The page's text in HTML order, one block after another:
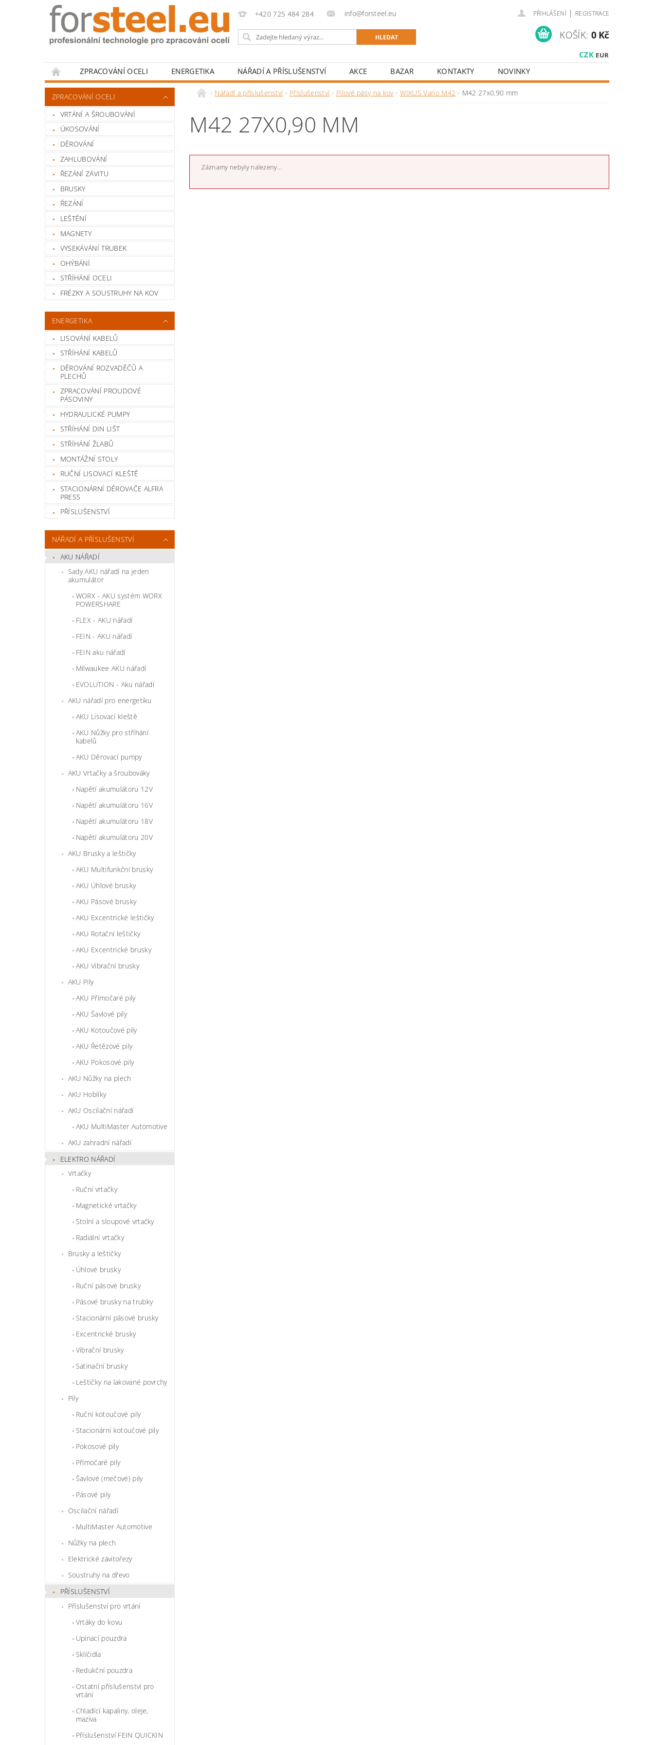
+420 725 484 284 info@forsteel.eu PŘIHLÁŠENÍ | REGISTRACE
CZK EUR
KOŠÍK: 0 Kč
ZPRACOVÁNÍ OCELI ENERGETIKA NÁŘADÍ A PŘÍSLUŠENSTVÍ AKCE BAZAR KONTAKTY
NOVINKY
HODNOCENÍ OBCHODU
ZPRACOVÁNÍ OCELI
VRTÁNÍ A ŠROUBOVÁNÍ
ÚKOSOVÁNÍ
DĚROVÁNÍ
ZAHLUBOVÁNÍ
ŘEZÁNÍ ZÁVITU
BRUSKY
ŘEZÁNÍ
LEŠTĚNÍ
MAGNETY
VYSEKÁVÁNÍ TRUBEK
OHÝBÁNÍ
STŘÍHÁNÍ OCELI
FRÉZKY A SOUSTRUHY NA KOV
ENERGETIKA
LISOVÁNÍ KABELŮ
STŘÍHÁNÍ KABELŮ
DĚROVÁNÍ ROZVADĚČŮ A
PLECHŮ
ZPRACOVÁNÍ PROUDOVÉ
PÁSOVINY
HYDRAULICKÉ PUMPY
STŘÍHÁNÍ DIN LIŠT
STŘÍHÁNÍ ŽLABŮ
MONTÁŽNÍ STOLY
RUČNÍ LISOVACÍ KLEŠTĚ
STACIONÁRNÍ DĚROVAČE ALFRA
PRESS
PŘÍSLUŠENSTVÍ
NÁŘADÍ A PŘÍSLUŠENSTVÍ
AKU NÁŘADÍ
Sady AKU nářadí na jeden
akumulátor
WORX - AKU systém WORX
POWERSHARE
FLEX - AKU nářadí
FEIN - AKU nářadí
FEIN aku nářadí
Milwaukee AKU nářadí
EVOLUTION - Aku nářadí
AKU nářadí pro energetiku
AKU Lisovací kleště
AKU Nůžky pro stříhání
kabelů
AKU Děrovací pumpy
AKU Vrtačky a šroubováky
Napětí akumulátoru 12V
Napětí akumulátoru 16V
Napětí akumulátoru 18V
Napětí akumulátoru 20V
AKU Brusky a leštičky
AKU Multifunkční brusky
AKU Úhlové brusky
AKU Pásové brusky
AKU Excentrické leštičky
AKU Rotační leštičky
AKU Excentrické brusky
AKU Vibrační brusky
AKU Pily
AKU Přímočaré pily
AKU Šavlové pily
AKU Kotoučové pily
AKU Řetězové pily
AKU Pokosové pily
AKU Nůžky na plech
AKU Hoblíky
AKU Oscilační nářadí
AKU MultiMaster Automotive
AKU zahradní nářadí
ELEKTRO NÁŘADÍ
Vrtačky
Ruční vrtačky
Magnetické vrtačky
Stolní a sloupové vrtačky
Radiální vrtačky
Brusky a leštičky
Úhlové brusky
Ruční pásové brusky
Pásové brusky na trubky
Stacionární pásové brusky
Excentrické brusky
Vibrační brusky
Satinační brusky
Leštičky na lakované povrchy
Pily
Ruční kotoučové pily
Stacionární kotoučové pily
Pokosové pily
Přímočaré pily
Šavlové (mečové) pily
Pásové pily
Oscilační nářadí
MultiMaster Automotive
Nůžky na plech
Elektrické závitořezy
Soustruhy na dřevo
PŘÍSLUŠENSTVÍ
Příslušenství pro vrtání
Vrtáky do kovu
Upínací pouzdra
Sklíčidla
Redukční pouzdra
Ostatní příslušenství pro
vrtání
Chladící kapaliny, oleje,
maziva
Příslušenství FEIN QUICKIN
Nářadí a příslušenství Příslušenství Pilové pásy na kov WIKUS Vario M42 M42 27x0,90 mm
M42 27X0,90 MM
Záznamy nebyly nalezeny...